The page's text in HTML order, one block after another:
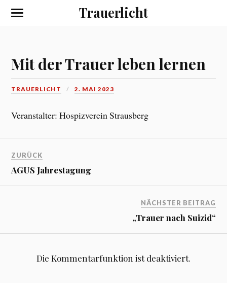
Trauerlicht
Mit der Trauer leben lernen
TRAUERLICHT 2. MAI 2023
Veranstalter: Hospizverein Strausberg
ZURÜCK
AGUS Jahrestagung
NÄCHSTER BEITRAG
„Trauer nach Suizid“
Die Kommentarfunktion ist deaktiviert.